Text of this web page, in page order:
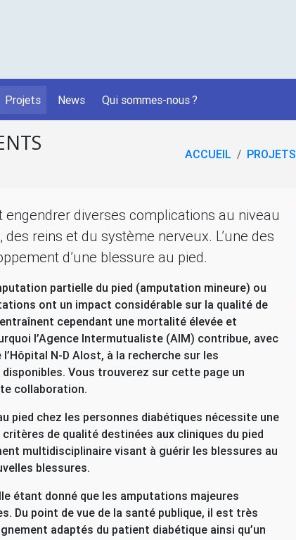
Projets News Qui sommes-nous?
ACCUEIL PROJETS
diverses complications au niveau
reins et du système nerveux. L’une des
d’une blessure au pied.
partielle du pied (amputation mineure) ou
ont un impact considérable sur la qualité de
cependant une mortalité élevée et
l’Agence Intermutualiste (AIM) contribue, avec
N-D Alost, à la recherche sur les
disponibles. Vous trouverez sur cette page un
collaboration.
pied chez les personnes diabétiques nécessite une
de qualité destinées aux cliniques du pied
multidisciplinaire visant à guérir les blessures au
blessures.
étant donné que les amputations majeures
Du point de vue de la santé publique, il est très
adaptés du patient diabétique ainsi qu’un